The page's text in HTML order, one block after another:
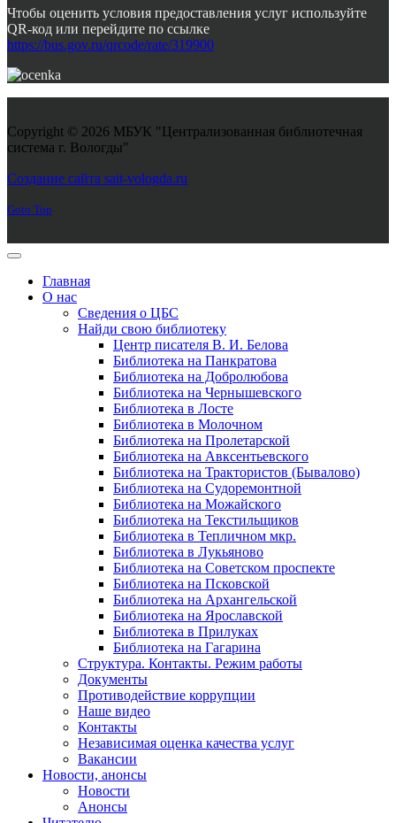
Чтобы оценить условия предоставления услуг используйте
QR-код или перейдите по ссылке
https://bus.gov.ru/qrcode/rate/319900
Copyright © 2026 МБУК "Централизованная библиотечная
система г. Вологды"
Создание сайта sait-vologda.ru
Goto Top
Главная
О нас
Сведения о ЦБС
Найди свою библиотеку
Центр писателя В. И. Белова
Библиотека на Панкратова
Библиотека на Добролюбова
Библиотека на Чернышевского
Библиотека в Лосте
Библиотека в Молочном
Библиотека на Пролетарской
Библиотека на Авксентьевского
Библиотека на Трактористов (Бывалово)
Библиотека на Судоремонтной
Библиотека на Можайского
Библиотека на Текстильщиков
Библиотека в Тепличном мкр.
Библиотека в Лукьяново
Библиотека на Советском проспекте
Библиотека на Псковской
Библиотека на Архангельской
Библиотека на Ярославской
Библиотека в Прилуках
Библиотека на Гагарина
Структура. Контакты. Режим работы
Документы
Противодействие коррупции
Наше видео
Контакты
Независимая оценка качества услуг
Вакансии
Новости, анонсы
Новости
Анонсы